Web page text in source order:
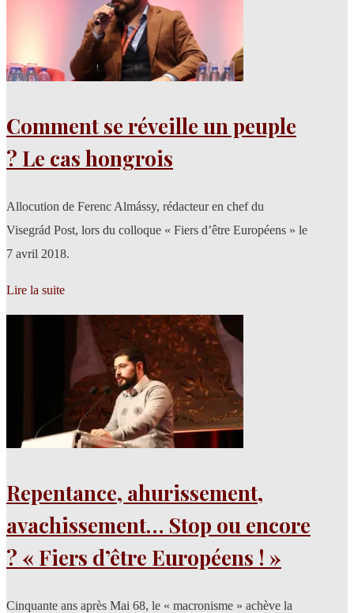
Comment se réveille un peuple
? Le cas hongrois
Allocution de Ferenc Almássy, rédacteur en chef du
Visegrád Post, lors du colloque « Fiers d’être Européens » le
7 avril 2018.
Lire la suite
Repentance, ahurissement,
avachissement… Stop ou encore
? « Fiers d’être Européens ! »
Cinquante ans après Mai 68, le « macronisme » achève la